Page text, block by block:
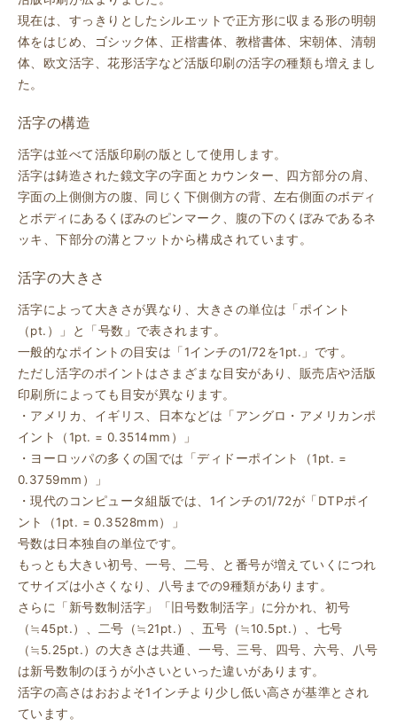
現在は、すっきりとしたシルエットで正方形に収まる形の明朝
体をはじめ、ゴシック体、正楷書体、教楷書体、宋朝体、清朝
体、欧文活字、花形活字など活版印刷の活字の種類も増えまし
た。
活字の構造
活字は並べて活版印刷の版として使用します。
活字は鋳造された鏡文字の字面とカウンター、四方部分の肩、
字面の上側側方の腹、同じく下側側方の背、左右側面のボディ
とボディにあるくぼみのピンマーク、腹の下のくぼみであるネ
ッキ、下部分の溝とフットから構成されています。
活字の大きさ
活字によって大きさが異なり、大きさの単位は「ポイント
（pt.）」と「号数」で表されます。
一般的なポイントの目安は「1インチの1/72を1pt.」です。
ただし活字のポイントはさまざまな目安があり、販売店や活版
印刷所によっても目安が異なります。
・アメリカ、イギリス、日本などは「アングロ・アメリカンポ
イント（1pt. = 0.3514mm）」
・ヨーロッパの多くの国では「ディドーポイント（1pt. =
0.3759mm）」
・現代のコンピュータ組版では、1インチの1/72が「DTPポイ
ント（1pt. = 0.3528mm）」
号数は日本独自の単位です。
もっとも大きい初号、一号、二号、と番号が増えていくにつれ
てサイズは小さくなり、八号までの9種類があります。
さらに「新号数制活字」「旧号数制活字」に分かれ、初号
（≒45pt.）、二号（≒21pt.）、五号（≒10.5pt.）、七号
（≒5.25pt.）の大きさは共通、一号、三号、四号、六号、八号
は新号数制のほうが小さいといった違いがあります。
活字の高さはおおよそ1インチより少し低い高さが基準とされ
ています。